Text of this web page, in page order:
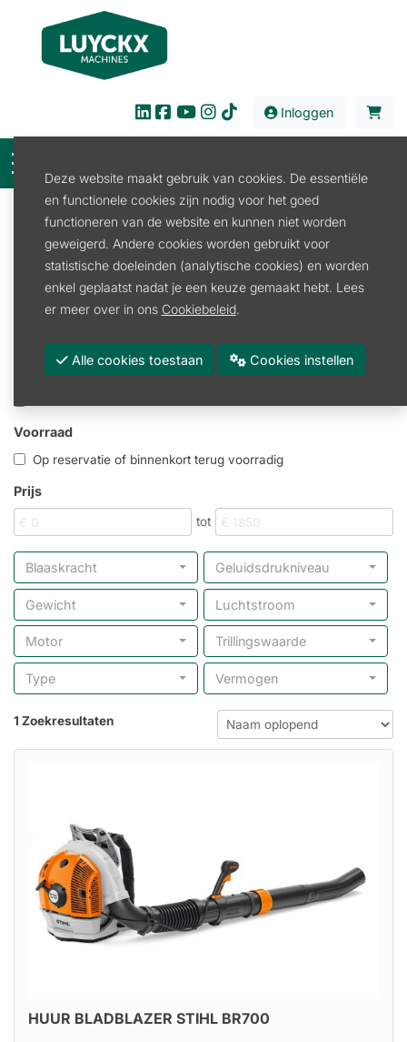
Inloggen
Filter
Verhuur
Bladblazer/zuiger
Bladblazer Benzine
Promoties
Merk
Voorraad
Op reservatie of binnenkort terug voorradig
Prijs
tot
Blaaskracht Geluidsdrukniveau
Gewicht Luchtstroom
Motor Trillingswaarde
Type Vermogen
1 Zoekresultaten
HUUR BLADBLAZER STIHL BR700
Deze website maakt gebruik van cookies. De essentiële
en functionele cookies zijn nodig voor het goed
functioneren van de website en kunnen niet worden
geweigerd. Andere cookies worden gebruikt voor
statistische doeleinden (analytische cookies) en worden
enkel geplaatst nadat je een keuze gemaakt hebt. Lees
er meer over in ons Cookiebeleid.
Alle cookies toestaan Cookies instellen